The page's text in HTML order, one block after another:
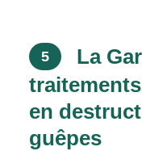
5
La
en
guêpes